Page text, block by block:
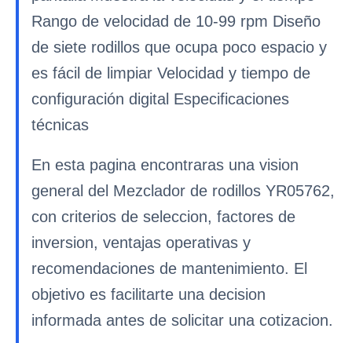
Rango de velocidad de 10-99 rpm Diseño
de siete rodillos que ocupa poco espacio y
es fácil de limpiar Velocidad y tiempo de
configuración digital Especificaciones
técnicas
En esta pagina encontraras una vision
general del Mezclador de rodillos YR05762,
con criterios de seleccion, factores de
inversion, ventajas operativas y
recomendaciones de mantenimiento. El
objetivo es facilitarte una decision
informada antes de solicitar una cotizacion.